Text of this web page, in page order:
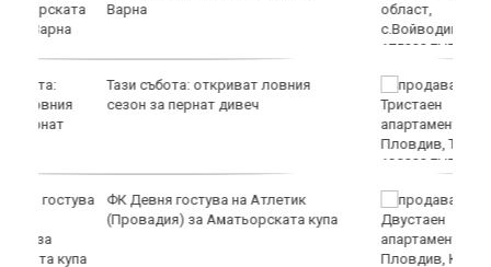
продава, Тристаен апартамент, 72
m2 Пловдив, Тракия, 130000 EUR
продава, Двустаен апартамент, 74
m2 Пловдив, Кършияка, 92999 EUR